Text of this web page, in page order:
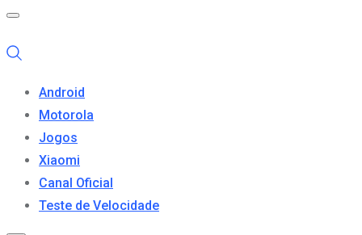
Android
Motorola
Jogos
Xiaomi
Canal Oficial
Teste de Velocidade